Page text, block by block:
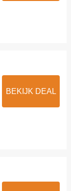
BEKIJK DEAL